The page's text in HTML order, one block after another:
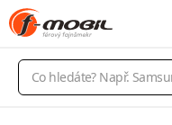
Vyhledávání